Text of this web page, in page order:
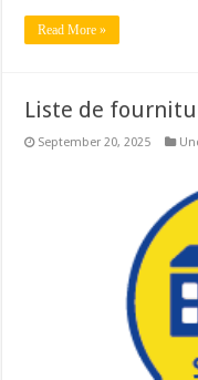
Read More »
Liste de
September 20, 2025